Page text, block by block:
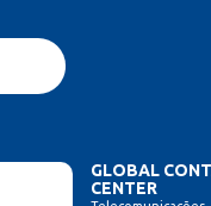
GLOBAL
CENTER